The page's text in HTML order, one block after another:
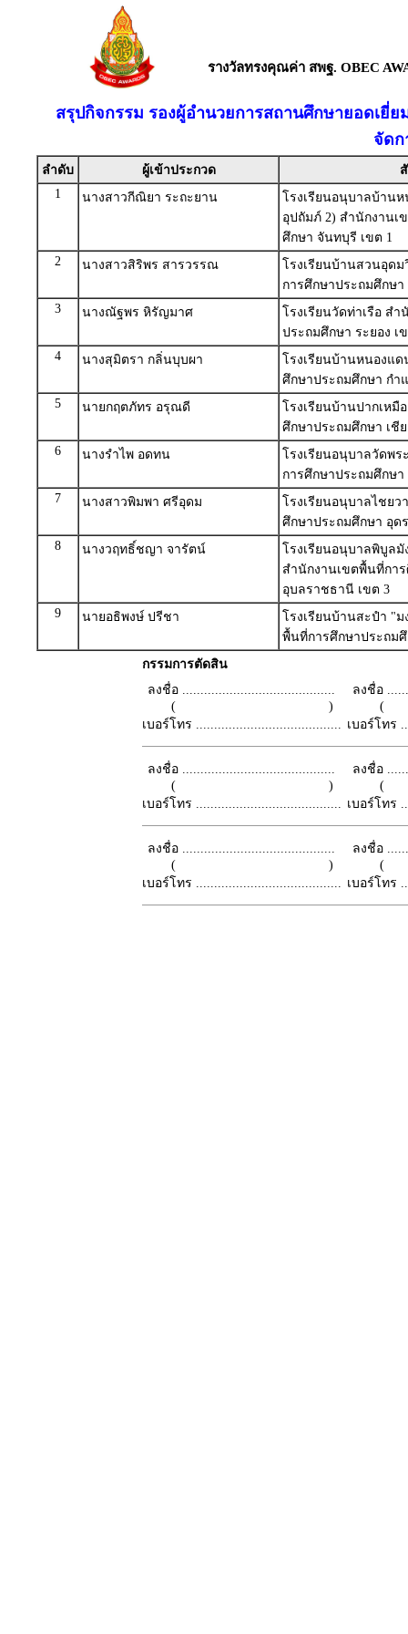
รางวัลทรงคุณค่า สพฐ. OBEC
สรุปกิจกรรม รองผู้อำนวยการสถานศึกษายอดเยี่
จัดก
ลำดับ ผู้เข้าประกวด
1
นางสาวกีณิยา ระถะยาน
โรงเรียนอนุบาลบ้าน
อุปถัมภ์ 2) สำนักงานเ
ศึกษา จันทบุรี เขต 1
2
นางสาวสิริพร สารวรรณ
โรงเรียนบ้านสวนอุด
การศึกษาประถมศึกษา
3
นางณัฐพร หิรัญมาศ
โรงเรียนวัดท่าเรือ ส
ประถมศึกษา ระยอง เ
4
นางสุมิตรา กลิ่นบุบผา
โรงเรียนบ้านหนองแ
ศึกษาประถมศึกษา กำ
5
นายกฤตภัทร อรุณดี
โรงเรียนบ้านปากเห
ศึกษาประถมศึกษา เชี
6
นางรำไพ อดทน
โรงเรียนอนุบาลวัดพ
การศึกษาประถมศึกษา
7
นางสาวพิมพา ศรีอุดม
โรงเรียนอนุบาลไชย
ศึกษาประถมศึกษา อุด
8
นางวฤทธิ์ชญา จารัตน์
โรงเรียนอนุบาลพิบูล
สำนักงานเขตพื้นที่กา
อุบลราชธานี เขต 3
9
นายอธิพงษ์ ปรีชา
โรงเรียนบ้านสะปำ "
พื้นที่การศึกษาประถมศึ
กรรมการตัดสิน
ลงชื่อ ..........................................
( )
เบอร์โทร ........................................
ลงชื่อ
เบอร์โทร
ลงชื่อ ..........................................
( )
เบอร์โทร ........................................
ลงชื่อ
เบอร์โทร
ลงชื่อ ..........................................
( )
เบอร์โทร ........................................
ลงชื่อ
เบอร์โทร